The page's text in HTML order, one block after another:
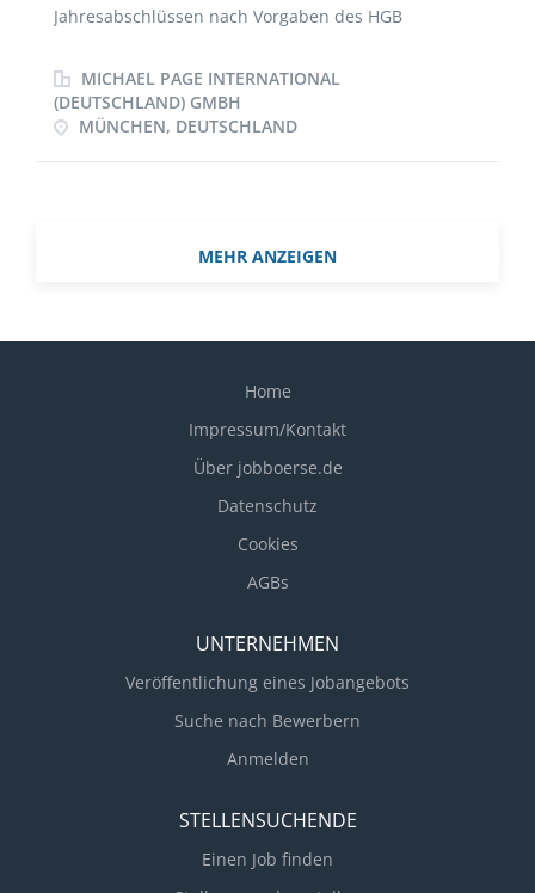
Jahresabschlüssen nach Vorgaben des HGB
Konzernabschluss) Durchführung des
Zahlungsverkehrs sowie Erstellung von
Liquiditätsanalysen Erstellen von
Finanzbereich Ansprechpartner für
MICHAEL PAGE INTERNATIONAL
(DEUTSCHLAND) GMBH
MÜNCHEN, DEUTSCHLAND
MEHR ANZEIGEN
Home
Impressum/Kontakt
Über jobboerse.de
Datenschutz
Cookies
AGBs
UNTERNEHMEN
Veröffentlichung eines Jobangebots
Suche nach Bewerbern
Anmelden
STELLENSUCHENDE
Einen Job finden